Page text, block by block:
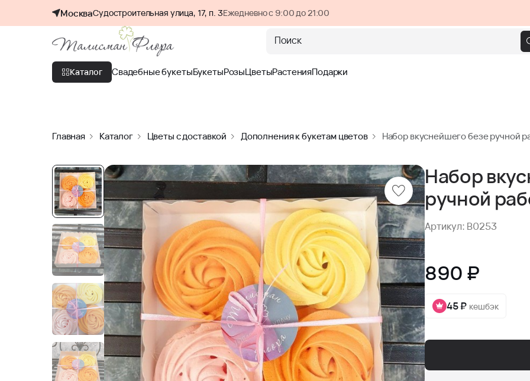
МоскваСудостроительная улица, 17, п. 3Ежедневно с 9:00 до 21:00
Поиск
Каталог Свадебные букетыБукетыРозыЦветыРастенияПодарки
Главная Каталог Цветы с доставкой Дополнения к букетам цветов Набор вкуснейшего безе ручной
Набор
ручной
Артикул: B0253
890 ₽
45 ₽ кешбэк